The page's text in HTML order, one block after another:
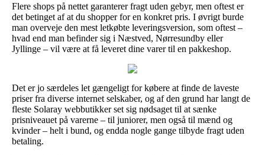
Flere shops på nettet garanterer fragt uden gebyr, men oftest er
det betinget af at du shopper for en konkret pris. I øvrigt burde
man overveje den mest letkøbte leveringsversion, som oftest –
hvad end man befinder sig i Næstved, Nørresundby eller
Jyllinge – vil være at få leveret dine varer til en pakkeshop.
Det er jo særdeles let gængeligt for købere at finde de laveste
priser fra diverse internet selskaber, og af den grund har langt de
fleste Solaray webbutikker set sig nødsaget til at sænke
prisniveauet på varerne – til juniorer, men også til mænd og
kvinder – helt i bund, og endda nogle gange tilbyde fragt uden
betaling.